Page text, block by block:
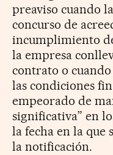
preaviso cuando
concurso de
incumplimiento
la empresa
contrato o
las condiciones
empeorado de
significativa” en
la fecha en la que
la notificación.